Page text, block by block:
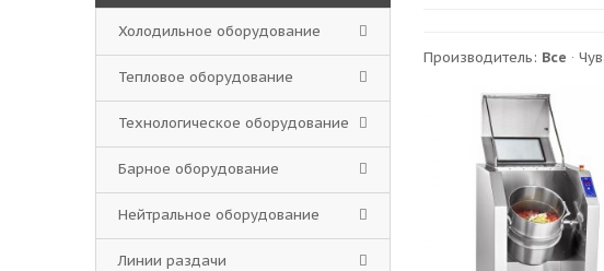
Производитель: Все ·
Холодильное оборудование
Тепловое оборудование
Технологическое оборудование
Барное оборудование
Нейтральное оборудование
Линии раздачи